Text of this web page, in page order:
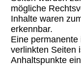
mögliche
Inhalte waren
erkennbar.
Eine
verlinkten Seiten
Anhaltspunkte